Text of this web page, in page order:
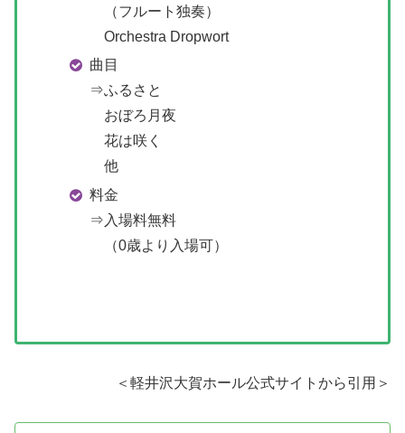
（フルート独奏）
Orchestra Dropwort
曲目
⇒ふるさと
おぼろ月夜
花は咲く
他
料金
⇒入場料無料
（0歳より入場可）
＜軽井沢大賀ホール公式サイトから引用＞